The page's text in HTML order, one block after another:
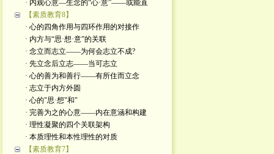
· 内观心意—生念的“心·意”——或能直
【素质教育8】
· 心的四角作用与四环作用的对接作
· 内方与“思·想·意”的关联
· 念立而志立——为何会志立不成?
· 先立念后立志——当可志立
· 心的善为和善行——有所住而立念
· 志立于内方外圆
· 心的"思·想"和"
· 完善为之的心意——内在意涵和构建
· 理性凝聚的四个关联架构
· 本质理性和本性理性的对质
【素质教育7】